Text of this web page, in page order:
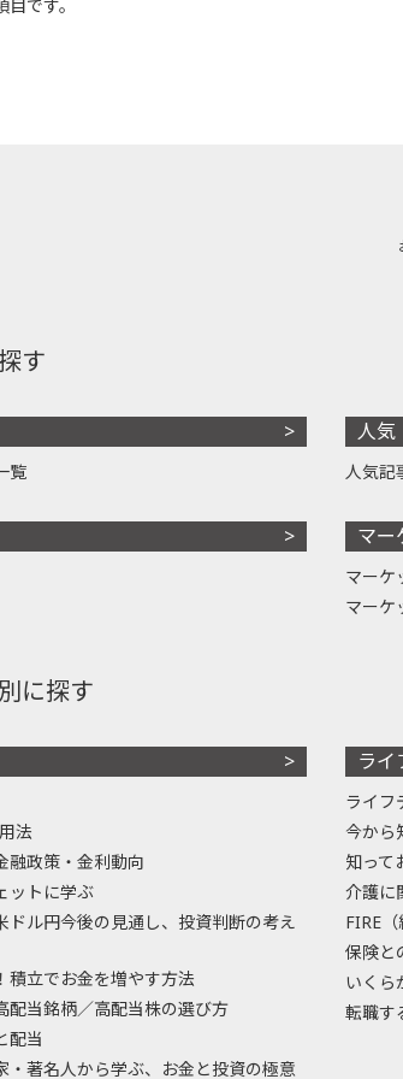
です。
す
覧
人気
人気記
マー
マーケ
マーケ
に探す
法
融政策・金利動向
ットに学ぶ
ドル円今後の見通し、投資判断の考え
積立でお金を増やす方法
配当銘柄／高配当株の選び方
配当
・著名人から学ぶ、お金と投資の極意
ライ
ライフ
今から
知って
介護に
FIRE
保険と
いくら
転職す